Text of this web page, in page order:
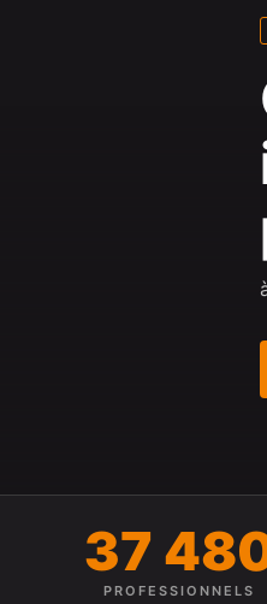
37
PROFESSIONNELS